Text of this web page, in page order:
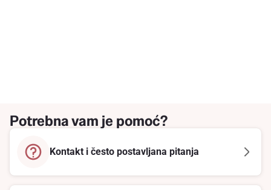
Potrebna vam je pomoć?
Kontakt i često postavljana pitanja